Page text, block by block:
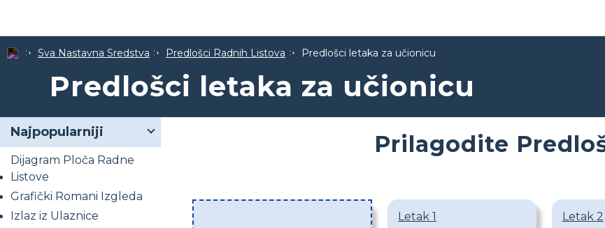
Sva Nastavna Sredstva Predlošci Radnih Listova Predlošci letaka za učionicu
Predlošci letaka za učionicu
Najpopularniji
Dijagram Ploča Radne
Listove
Grafički Romani Izgleda
Izlaz iz Ulaznice
Prilagodite
Letak 1 Letak 2